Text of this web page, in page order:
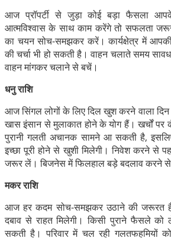
आज प्रॉपर्टी से जुड़ा कोई बड़ा फैसला
आत्मविश्वास के साथ काम करेंगे तो सफलता जरूर
का चयन सोच-समझकर करें। कार्यक्षेत्र में आपकी
की चर्चा भी हो सकती है। वाहन चलाते समय
वाहन मांगकर चलाने से बचें।
धनु राशि
आज सिंगल लोगों के लिए दिल खुश करने वाला दिन
खास इंसान से मुलाकात होने के योग हैं। खर्चों पर
पुरानी गलती अचानक सामने आ सकती है,
इच्छा पूरी होने से खुशी मिलेगी। निवेश करने से
जरूर लें। बिजनेस में फिलहाल बड़े बदलाव करने
मकर राशि
आज हर कदम सोच-समझकर उठाने की जरूरत है।
दबाव से राहत मिलेगी। किसी पुराने फैसले
सकती है। परिवार में चल रही गलतफहमियों